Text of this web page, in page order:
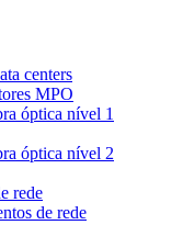
centers
MPO
óptica nível 1
óptica nível 2
rede
de rede